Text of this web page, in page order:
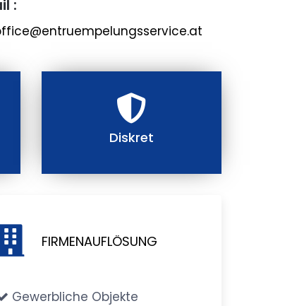
:
Diskret
FIRMENAUFLÖSUNG
Gewerbliche Objekte